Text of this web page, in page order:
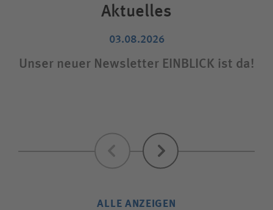
Aktuelles
03.08.2026
Unser neuer Newsletter EINBLICK ist da!
Zurück Weiter
ALLE ANZEIGEN